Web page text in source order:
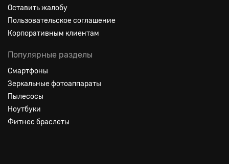
Оставить жалобу
Пользовательское соглашение
Корпоративным клиентам
Популярные разделы
Смартфоны
Зеркальные фотоаппараты
Пылесосы
Ноутбуки
Фитнес браслеты